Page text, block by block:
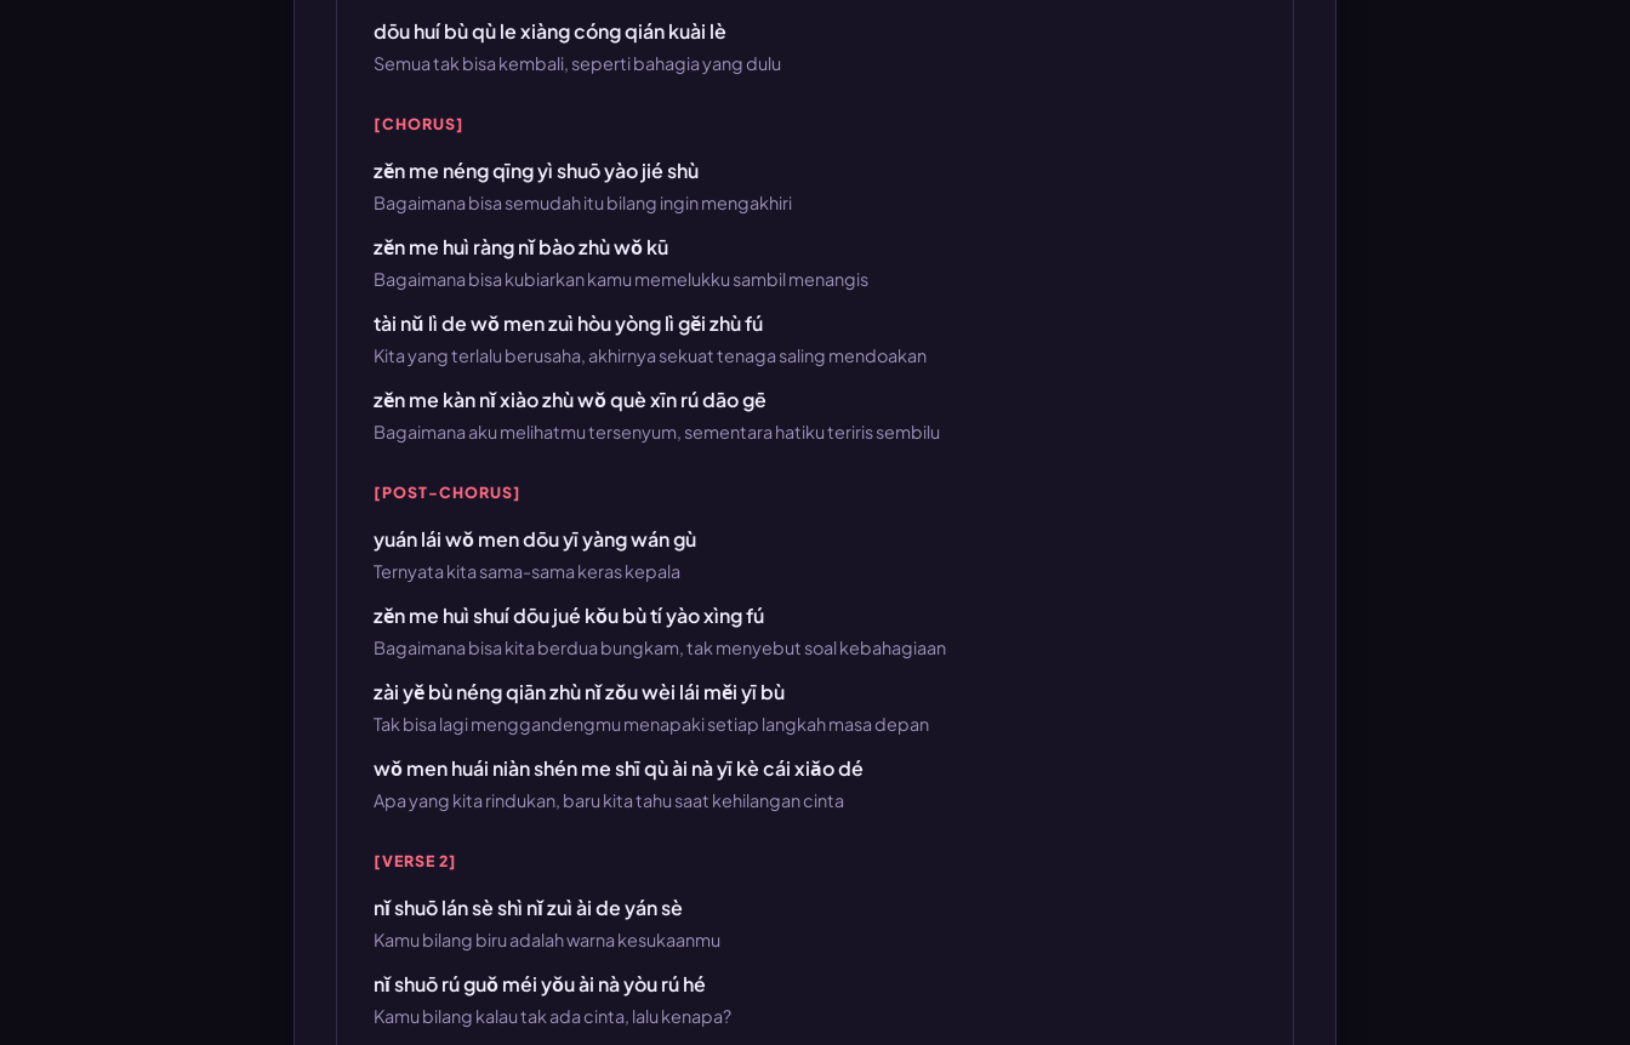
dōu huí bù qù le xiàng cóng qián kuài lè
Semua tak bisa kembali, seperti bahagia yang dulu
[CHORUS]
zěn me néng qīng yì shuō yào jié shù
Bagaimana bisa semudah itu bilang ingin mengakhiri
zěn me huì ràng nǐ bào zhù wǒ kū
Bagaimana bisa kubiarkan kamu memelukku sambil menangis
tài nǔ lì de wǒ men zuì hòu yòng lì gěi zhù fú
Kita yang terlalu berusaha, akhirnya sekuat tenaga saling mendoakan
zěn me kàn nǐ xiào zhù wǒ què xīn rú dāo gē
Bagaimana aku melihatmu tersenyum, sementara hatiku teriris sembilu
[POST-CHORUS]
yuán lái wǒ men dōu yī yàng wán gù
Ternyata kita sama-sama keras kepala
zěn me huì shuí dōu jué kǒu bù tí yào xìng fú
Bagaimana bisa kita berdua bungkam, tak menyebut soal kebahagiaan
zài yě bù néng qiān zhù nǐ zǒu wèi lái měi yī bù
Tak bisa lagi menggandengmu menapaki setiap langkah masa depan
wǒ men huái niàn shén me shī qù ài nà yī kè cái xiǎo dé
Apa yang kita rindukan, baru kita tahu saat kehilangan cinta
[VERSE 2]
nǐ shuō lán sè shì nǐ zuì ài de yán sè
Kamu bilang biru adalah warna kesukaanmu
nǐ shuō rú guǒ méi yǒu ài nà yòu rú hé
Kamu bilang kalau tak ada cinta, lalu kenapa?